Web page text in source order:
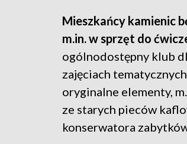
Mieszkańcy kamienic
m.in. w sprzęt do
ogólnodostępny klub
zajęciach
oryginalne elementy,
ze starych pieców
konserwatora